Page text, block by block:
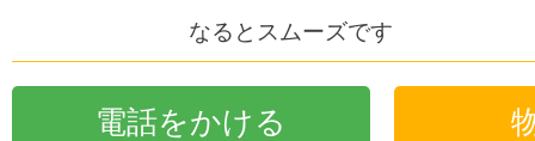
なるとスムーズです
電話をかける